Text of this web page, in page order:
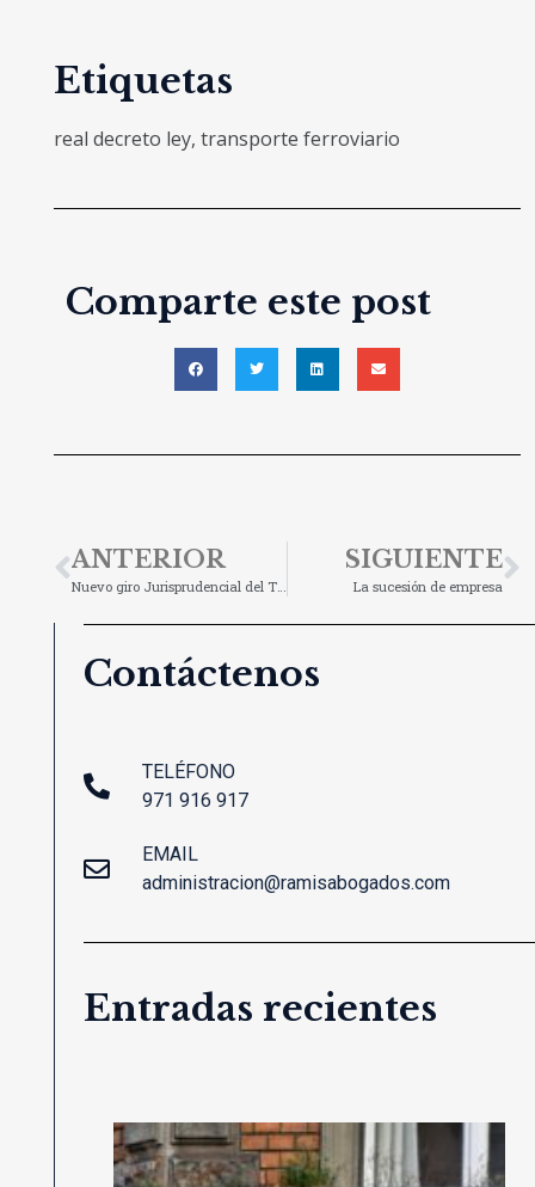
Etiquetas
real decreto ley, transporte ferroviario
Comparte este post
ANTERIOR
Nuevo giro Jurisprudencial del Tribunal Supremo: Comisión de apertura y gastos asociados a las hipotecas
SIGUIENTE
La sucesión de empresa
Contáctenos
TELÉFONO
971 916 917
EMAIL
administracion@ramisabogados.com
Entradas recientes